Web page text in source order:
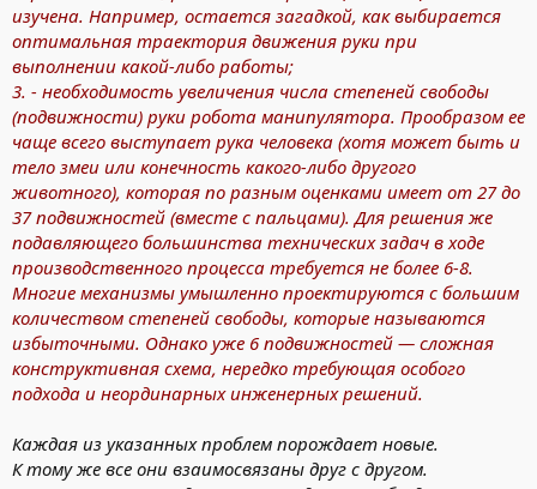
изучена. Например, остается загадкой, как выбирается
оптимальная траектория движения руки при
выполнении какой-либо работы;
3. - необходимость увеличения числа степеней свободы
(подвижности) руки робота манипулятора. Прообразом ее
чаще всего выступает рука человека (хотя может быть и
тело змеи или конечность какого-либо другого
животного), которая по разным оценками имеет от 27 до
37 подвижностей (вместе с пальцами). Для решения же
подавляющего большинства технических задач в ходе
производственного процесса требуется не более 6-8.
Многие механизмы умышленно проектируются с большим
количеством степеней свободы, которые называются
избыточными. Однако уже 6 подвижностей — сложная
конструктивная схема, нередко требующая особого
подхода и неординарных инженерных решений.
Каждая из указанных проблем порождает новые.
К тому же все они взаимосвязаны друг с другом.